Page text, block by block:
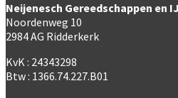
Neijenesch Gereedschappen en
Noordenweg 10
2984 AG Ridderkerk
KvK : 24343298
Btw : 1366.74.227.B01